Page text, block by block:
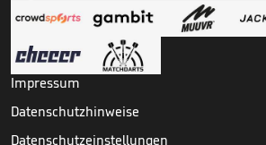
Impressum
Datenschutzhinweise
Datenschutzeinstellungen